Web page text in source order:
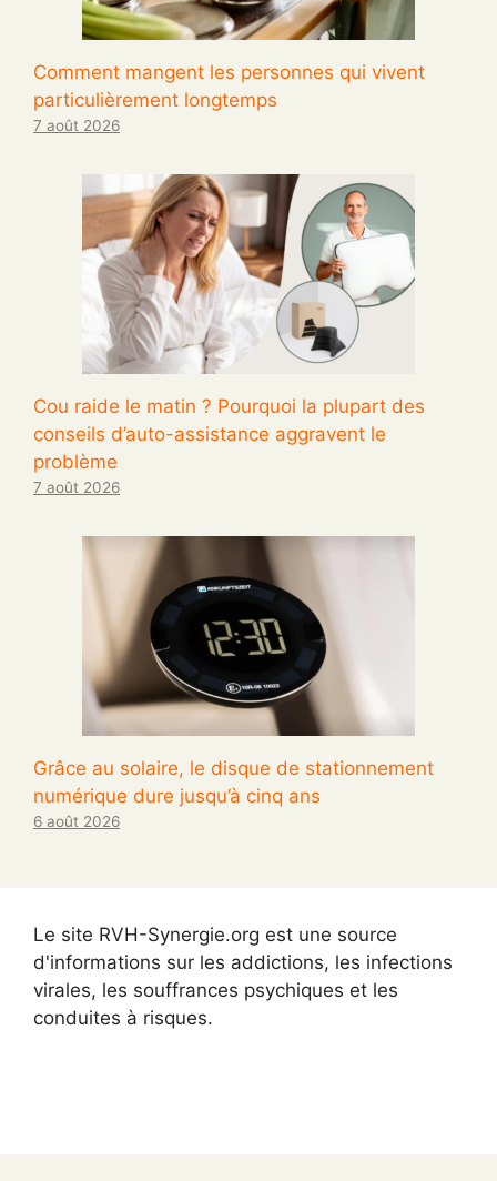
Comment mangent les personnes qui vivent
particulièrement longtemps
7 août 2026
Cou raide le matin ? Pourquoi la plupart des
conseils d’auto-assistance aggravent le
problème
7 août 2026
Grâce au solaire, le disque de stationnement
numérique dure jusqu’à cinq ans
6 août 2026
Le site RVH-Synergie.org est une source
d'informations sur les addictions, les infections
virales, les souffrances psychiques et les
conduites à risques.